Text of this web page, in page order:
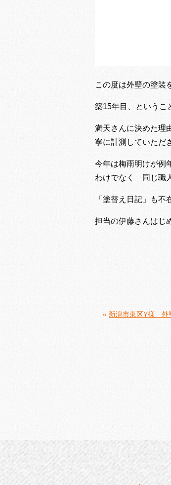
この度は外壁の塗装
築15年目、というこ
満天さんに決めた理
寧に計測していただ
今年は梅雨明けが例
わけでなく 同じ職
「塗替え日記」も
担当の伊藤さんはじ
« 新潟市東区Y様 外